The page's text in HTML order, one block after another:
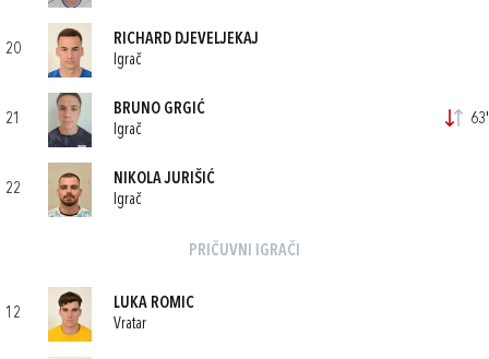
20
RICHARD DJEVELJEKAJ
Igrač
21
BRUNO GRGIĆ
Igrač
63'
22
NIKOLA JURIŠIĆ
Igrač
PRIČUVNI IGRAČI
12
LUKA ROMIC
Vratar